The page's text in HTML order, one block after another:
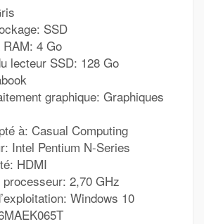
SSD
4 Go
lecteur SSD: 128 Go
graphique: Graphiques
à: Casual Computing
Intel Pentium N-Series
HDMI
2,70 GHz
Windows 10